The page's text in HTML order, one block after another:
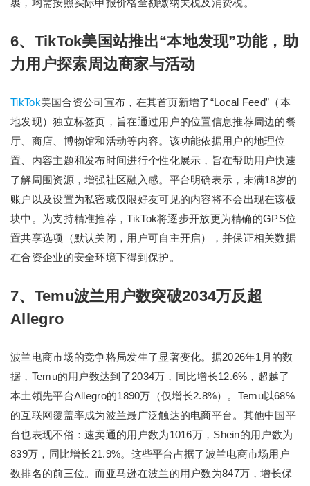
裹，均需按照实际申报价格全额缴纳关税及消费税。
6、TikTok美国站推出“本地发现”功能，助
力用户探索周边商家与活动
TikTok美国合资公司宣布，在其首页新增了“Local Feed”（本
地发现）独立标签页，旨在通过用户的位置信息推荐周边的餐
厅、商店、博物馆和活动等内容。该功能依据用户的地理位
置、内容主题和发布时间进行个性化展示，旨在帮助用户快速
了解周围资源，增强社区融入感。平台明确表示，未满18岁的
账户以及设置为私密或仅限好友可见的内容将不会出现在该板
块中。为支持精准推荐，TikTok将逐步开放更为精确的GPS位
置共享选项（默认关闭，用户可自主开启），并保证相关数据
在合资企业的安全环境下得到保护。
7、Temu波兰用户数突破2034万反超
Allegro
波兰电商市场的竞争格局发生了显著变化。据2026年1月的数
据，Temu的用户数达到了2034万，同比增长12.6%，超越了
本土领先平台Allegro的1890万（仅增长2.8%）。Temu以68%
的互联网覆盖率成为波兰最广泛触达的电商平台。其他中国平
台也表现不俗：速卖通的用户数为1016万，Shein的用户数为
839万，同比增长21.9%。这些平台占据了波兰电商市场用户
数排名的前三位。而亚马逊在波兰的用户数为847万，增长保